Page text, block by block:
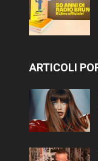
ARTICOLI